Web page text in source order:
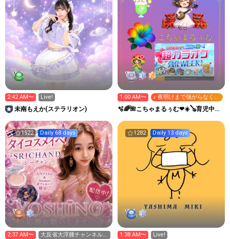
2:42 AM〜 Live!
未南もえか(ステラリオン)
1:00 AM〜
♪ 夜明けまで強がらなくて
もいい
🫧🌈🌺こちゃまるぅむ❤☀️🪕育児中️🪄
1522 Daily 68 days
2:37 AM〜
大反省大浮腫チャンネル
1282 Daily 13 days
1:38 AM〜 Live!